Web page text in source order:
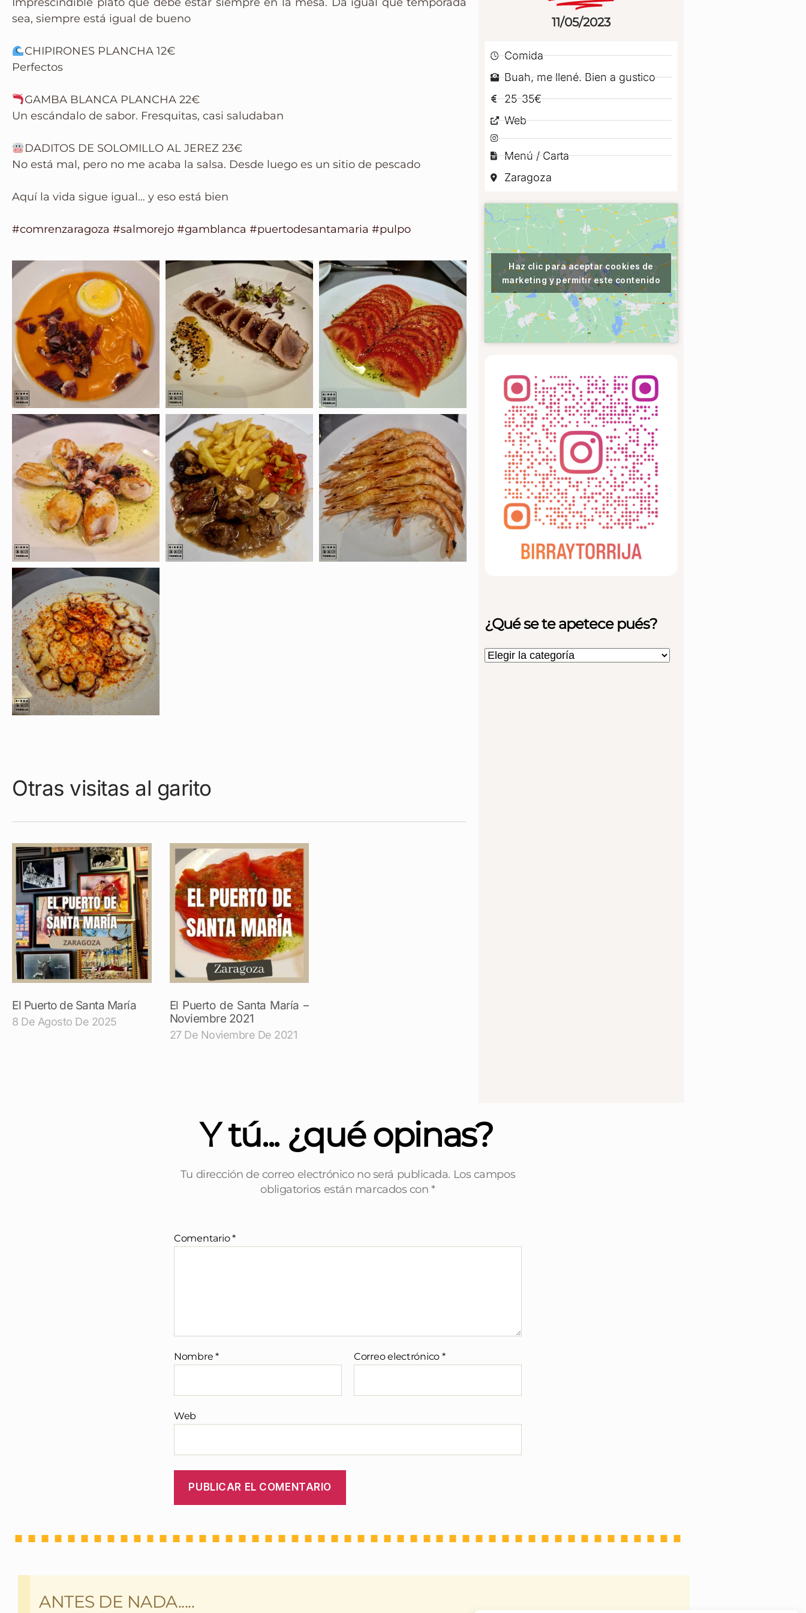
sea, siempre está igual de bueno
CHIPIRONES PLANCHA 12€
Perfectos
GAMBA BLANCA PLANCHA 22€
Un escándalo de sabor. Fresquitas, casi saludaban
DADITOS DE SOLOMILLO AL JEREZ 23€
No está mal, pero no me acaba la salsa. Desde luego es un sitio de pescado
Aquí la vida sigue igual… y eso está bien
#comrenzaragoza #salmorejo #gamblanca #puertodesantamaria #pulpo
Otras visitas al garito
El Puerto de Santa María
8 De Agosto De 2025
El Puerto de Santa María –
Noviembre 2021
27 De Noviembre De 2021
11/05/2023
Comida
Buah, me llené. Bien a gustico
25-35€
Web
Menú / Carta
Zaragoza
Haz clic para aceptar cookies de
marketing y permitir este contenido
¿Qué se te apetece pués?
Y tú... ¿qué opinas?
Tu dirección de correo electrónico no será publicada. Los campos
obligatorios están marcados con*
Comentario*
Nombre* Correo electrónico *
Web
ANTES DE NADA.....